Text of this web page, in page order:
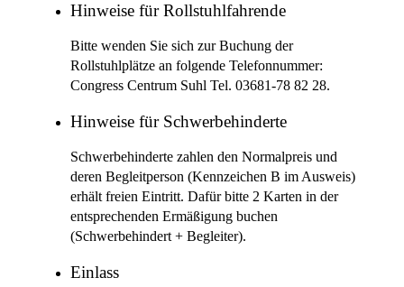
Hinweise für Rollstuhlfahrende
Bitte wenden Sie sich zur Buchung der
Rollstuhlplätze an folgende Telefonnummer:
Congress Centrum Suhl Tel. 03681-78 82 28.
Hinweise für Schwerbehinderte
Schwerbehinderte zahlen den Normalpreis und
deren Begleitperson (Kennzeichen B im Ausweis)
erhält freien Eintritt. Dafür bitte 2 Karten in der
entsprechenden Ermäßigung buchen
(Schwerbehindert + Begleiter).
Einlass